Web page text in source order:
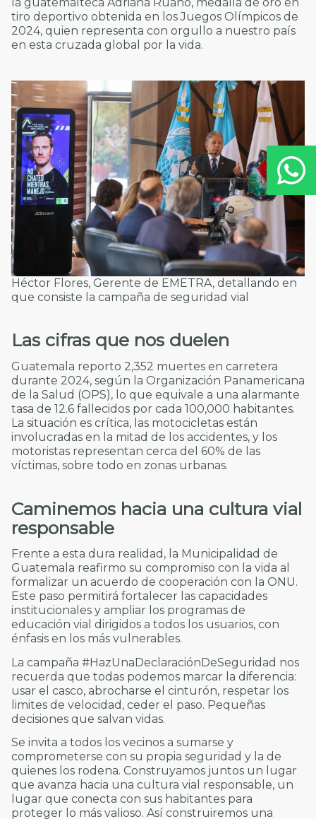
tiro deportivo obtenida en los Juegos Olímpicos de
2024, quien representa con orgullo a nuestro país
en esta cruzada global por la vida.
Héctor Flores, Gerente de EMETRA, detallando en
que consiste la campaña de seguridad vial
Las cifras que nos duelen
Guatemala reporto 2,352 muertes en carretera
durante 2024, según la Organización Panamericana
de la Salud (OPS), lo que equivale a una alarmante
tasa de 12.6 fallecidos por cada 100,000 habitantes.
La situación es crítica, las motocicletas están
involucradas en la mitad de los accidentes, y los
motoristas representan cerca del 60% de las
víctimas, sobre todo en zonas urbanas.
Caminemos hacia una cultura vial
responsable
Frente a esta dura realidad, la Municipalidad de
Guatemala reafirmo su compromiso con la vida al
formalizar un acuerdo de cooperación con la ONU.
Este paso permitirá fortalecer las capacidades
institucionales y ampliar los programas de
educación vial dirigidos a todos los usuarios, con
énfasis en los más vulnerables.
La campaña #HazUnaDeclaraciónDeSeguridad nos
recuerda que todas podemos marcar la diferencia:
usar el casco, abrocharse el cinturón, respetar los
limites de velocidad, ceder el paso. Pequeñas
decisiones que salvan vidas.
Se invita a todos los vecinos a sumarse y
comprometerse con su propia seguridad y la de
quienes los rodena. Construyamos juntos un lugar
que avanza hacia una cultura vial responsable, un
lugar que conecta con sus habitantes para
proteger lo más valioso. Así construiremos una